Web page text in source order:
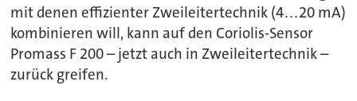
mit denen effizienter Zweileitertechnik (4…20 mA)
kombinieren will, kann auf den Coriolis-Sensor
Promass F 200 – jetzt auch in Zweileitertechnik –
zurück greifen.